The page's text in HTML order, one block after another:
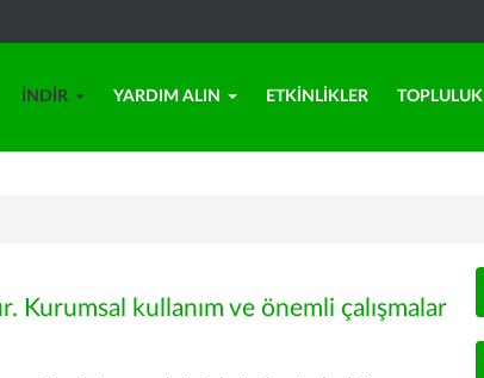
İNDIR YARDIM ALIN ETKINLIKLER TOPLULUK
Kurumsal kullanım ve önemli çalışmalar